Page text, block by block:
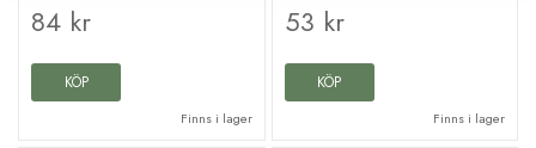
84 kr
KÖP
Finns i lager
53 kr
KÖP
Finns i lager